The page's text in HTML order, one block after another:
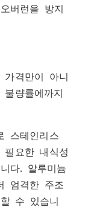
버런을 방지
격만이 아니
량률에까지
스테인리스
요한 내식성
다. 알루미늄
엄격한 주조
수 있습니